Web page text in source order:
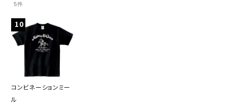
5件
10
コンビネーションミー
ル